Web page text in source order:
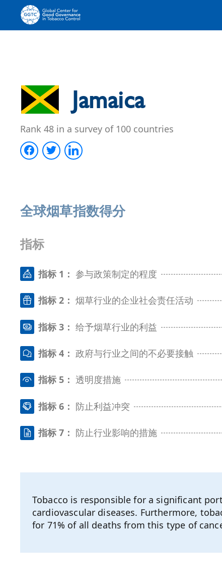
Jamaica
Rank 48 in a survey of 100 countries
全球烟草指数得分
指标
指标 1：参与政策制定的程度
指标 2：烟草行业的企业社会责任活动
指标 3：给予烟草行业的利益
指标 4：政府与行业之间的不必要接触
指标 5：透明度措施
指标 6： 防止利益冲突
指标 7： 防止行业影响的措施
Tobacco is responsible for a significant
cardiovascular diseases. Furthermore,
for 71% of all deaths from this type of